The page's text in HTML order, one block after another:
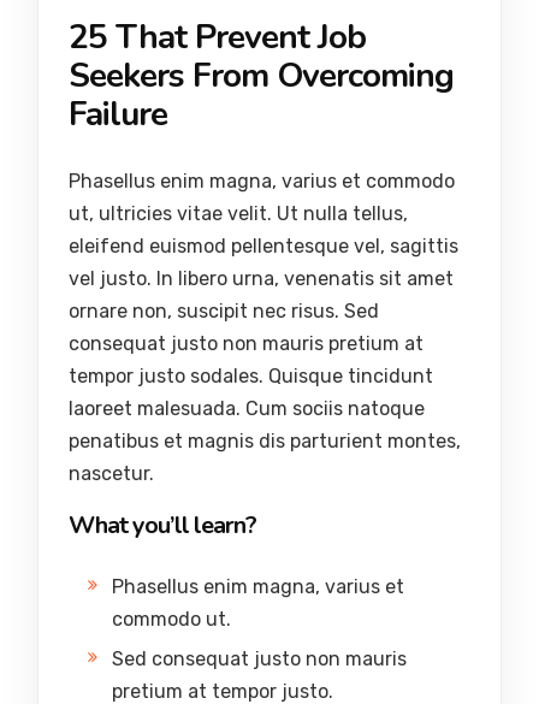
25 That Prevent Job
Seekers From Overcoming
Failure
Phasellus enim magna, varius et commodo
ut, ultricies vitae velit. Ut nulla tellus,
eleifend euismod pellentesque vel, sagittis
vel justo. In libero urna, venenatis sit amet
ornare non, suscipit nec risus. Sed
consequat justo non mauris pretium at
tempor justo sodales. Quisque tincidunt
laoreet malesuada. Cum sociis natoque
penatibus et magnis dis parturient montes,
nascetur.
What you’ll learn?
Phasellus enim magna, varius et
commodo ut.
Sed consequat justo non mauris
pretium at tempor justo.